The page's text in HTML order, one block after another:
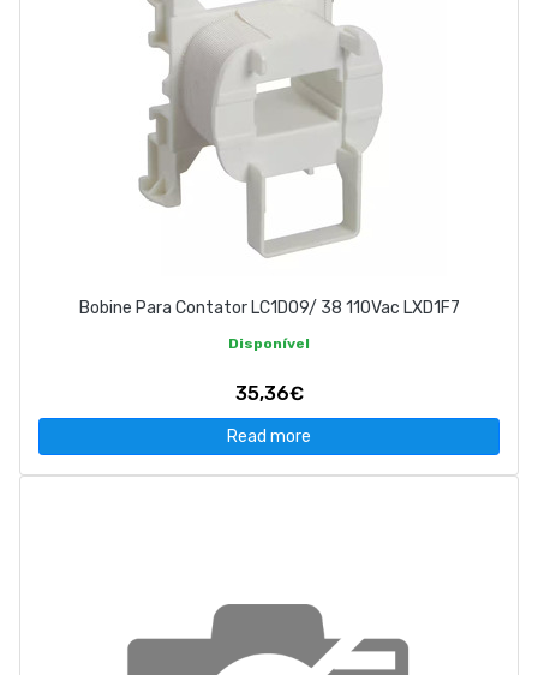
Bobine Para Contator LC1D09/ 38 110Vac LXD1F7
Disponível
35,36€
Read more